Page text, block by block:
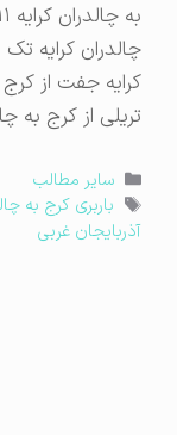
به
چالدران کرایه تک از
کرایه جفت از کرج به
تریلی از کرج به
دسته‌ها
سایر مطالب
برچسب‌ها
باربری کرج به چالدران
آذربایجان غربی